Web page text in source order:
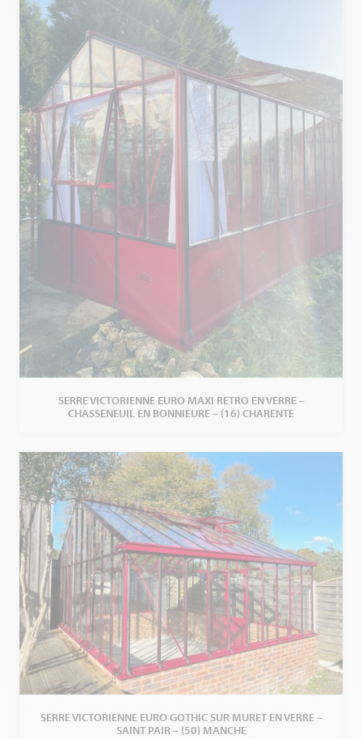
SERRE VICTORIENNE EURO MAXI RETRO EN VERRE –
CHASSENEUIL EN BONNIEURE – (16) CHARENTE
SERRE VICTORIENNE EURO GOTHIC SUR MURET EN VERRE –
SAINT PAIR – (50) MANCHE